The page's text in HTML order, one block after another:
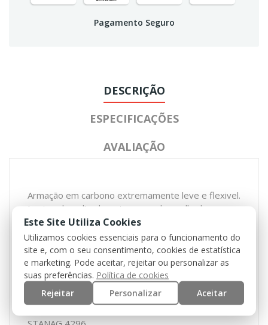
Pagamento Seguro
DESCRIÇÃO
ESPECIFICAÇÕES
AVALIAÇÃO
Armação em carbono extremamente leve e flexivel.
Lentes de policarbonato em azul espelhado com
revestimento anti-nevoeiro / anti-riscos
Proteção 100% UVA, UVB e UVC
Lentes suplentes transparentes
Bolsa de microfibra e estojo
Normas:
EN 12312-1
Este Site Utiliza Cookies
Utilizamos cookies essenciais para o funcionamento do
site e, com o seu consentimento, cookies de estatística
e marketing. Pode aceitar, rejeitar ou personalizar as
suas preferências. Política de cookies
Rejeitar
Personalizar Aceitar